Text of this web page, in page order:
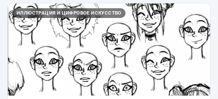
ИЛЛЮСТРАЦИЯ И ЦИФРОВОЕ ИСКУССТВО